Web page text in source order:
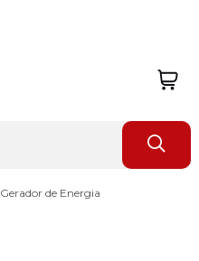
Gerador de Energia